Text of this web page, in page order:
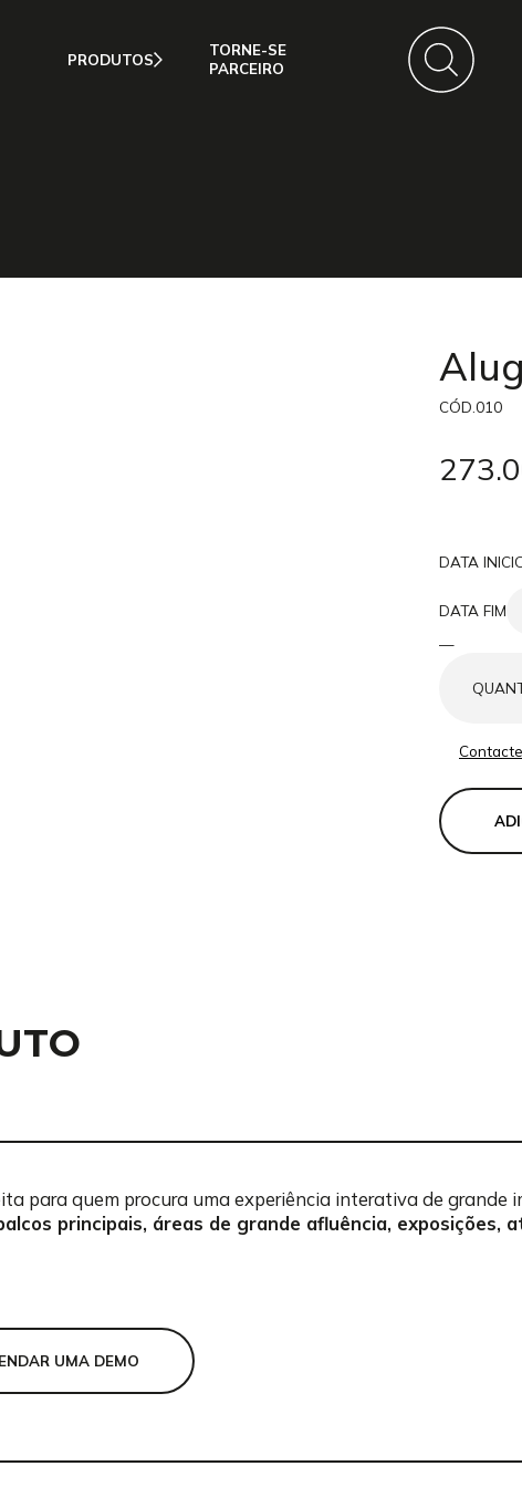
PRODUTOS
TORNE-SE
PARCEIRO
CÓD.010
DATA
DATA FIM
—
para quem procura uma experiência interativa de grande
principais, áreas de grande afluência, exposições,
UMA DEMO